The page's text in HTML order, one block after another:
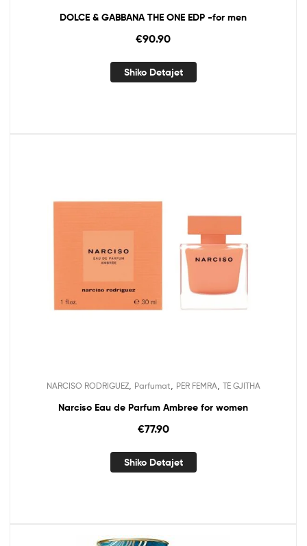
DOLCE & GABBANA THE ONE EDP -for men
€90.90
Shiko Detajet
NARCISO RODRIGUEZ, Parfumat PËR FEMRA TË GJITHA
Narciso Eau de Parfum Ambree for women
€77.90
Shiko Detajet